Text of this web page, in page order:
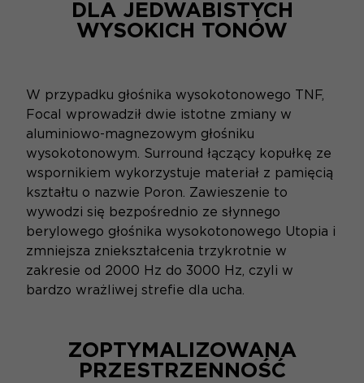
DLA JEDWABISTYCH
WYSOKICH TONÓW
W przypadku głośnika wysokotonowego TNF,
Focal wprowadził dwie istotne zmiany w
aluminiowo-magnezowym głośniku
wysokotonowym. Surround łączący kopułkę ze
wspornikiem wykorzystuje materiał z pamięcią
kształtu o nazwie Poron. Zawieszenie to
wywodzi się bezpośrednio ze słynnego
berylowego głośnika wysokotonowego Utopia i
zmniejsza zniekształcenia trzykrotnie w
zakresie od 2000 Hz do 3000 Hz, czyli w
bardzo wrażliwej strefie dla ucha.
ZOPTYMALIZOWANA
PRZESTRZENNOŚĆ